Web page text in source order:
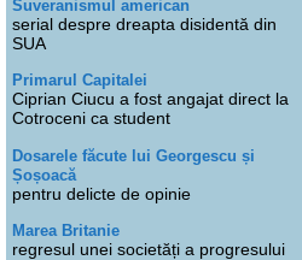
Suveranismul american
serial despre dreapta disidentă din
SUA
Primarul Capitalei
Ciprian Ciucu a fost angajat direct la
Cotroceni ca student
Dosarele făcute lui Georgescu și
Șoșoacă
pentru delicte de opinie
Marea Britanie
regresul unei societăți a progresului